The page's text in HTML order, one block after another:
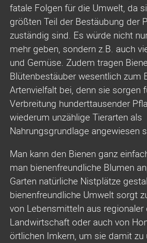
fatale Folgen für die Umwelt, da
größten Teil der Bestäubung der
zuständig sind. Es würde nicht
mehr geben, sondern z.B. auch
und Gemüse. Zudem tragen
Blütenbestäuber wesentlich zum
Artenvielfalt bei, denn sie sorgen
Verbreitung hunderttausender
wiederum unzählige Tierarten als
Nahrungsgrundlage angewiesen
Man kann den Bienen ganz
man bienenfreundliche Blumen
Garten natürliche Nistplätze
bienenfreundliche Umwelt sorgt
von Lebensmitteln aus
Landwirtschaft oder auch von
örtlichen Imkern, um sie damit zu